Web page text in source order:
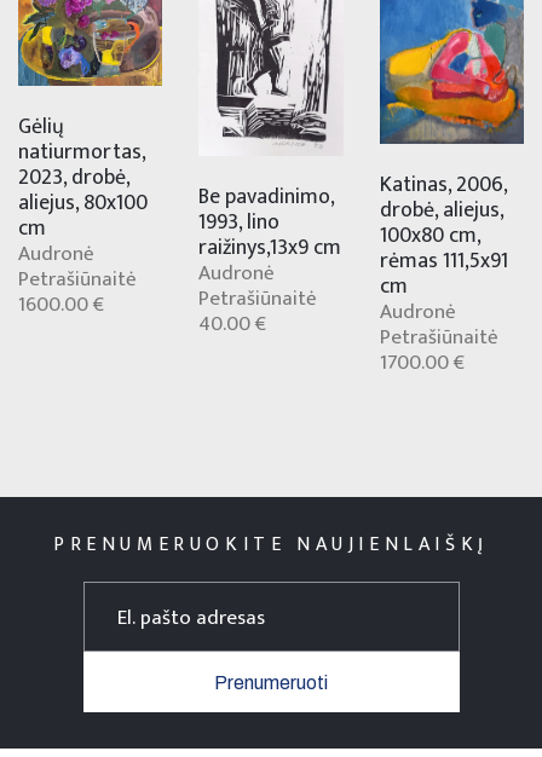
Gėlių
natiurmortas,
2023, drobė,
aliejus, 80x100
cm
Audronė
Petrašiūnaitė
1600.00 €
Be pavadinimo,
1993, lino
raižinys,13x9 cm
Audronė
Petrašiūnaitė
40.00 €
Katinas, 2006,
drobė, aliejus,
100x80 cm,
rėmas 111,5x91
cm
Audronė
Petrašiūnaitė
1700.00 €
PRENUMERUOKITE NAUJIENLAIŠKĮ
Prenumeruoti